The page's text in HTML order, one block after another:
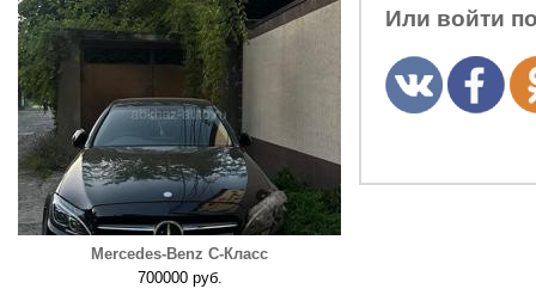
Mercedes-Benz C-Класс
700000 руб.
Или войти